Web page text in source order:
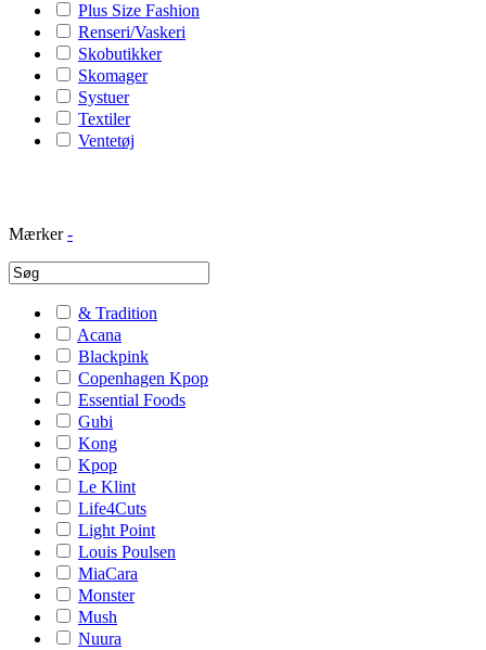
Plus Size Fashion
Renseri/Vaskeri
Skobutikker
Skomager
Systuer
Textiler
Ventetøj
Mærker -
& Tradition
Acana
Blackpink
Copenhagen Kpop
Essential Foods
Gubi
Kong
Kpop
Le Klint
Life4Cuts
Light Point
Louis Poulsen
MiaCara
Monster
Mush
Nuura